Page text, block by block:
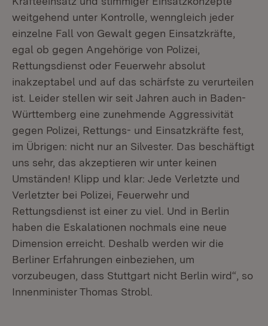
weitgehend unter Kontrolle, wenngleich jeder
einzelne Fall von Gewalt gegen Einsatzkräfte,
egal ob gegen Angehörige von Polizei,
Rettungsdienst oder Feuerwehr absolut
inakzeptabel und auf das schärfste zu verurteilen
ist. Leider stellen wir seit Jahren auch in Baden-
Württemberg eine zunehmende Aggressivität
gegen Polizei, Rettungs- und Einsatzkräfte fest,
im Übrigen: nicht nur an Silvester. Das beschäftigt
uns sehr, das akzeptieren wir unter keinen
Umständen! Klipp und klar: Jede Verletzte und
Verletzter bei Polizei, Feuerwehr und
Rettungsdienst ist einer zu viel. Und in Berlin
haben die Eskalationen nochmals eine neue
Dimension erreicht. Deshalb werden wir die
Berliner Erfahrungen einbeziehen, um
vorzubeugen, dass Stuttgart nicht Berlin wird“, so
Innenminister Thomas Strobl.